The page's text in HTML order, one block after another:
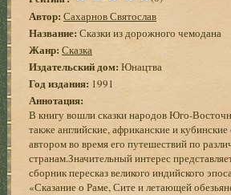
Автор: Сахарнов Святослав
Название: Сказки из дорожного чемодана
Жанр: Сказка
Издательский дом: Юнацтва
Год издания: 1991
Аннотация:
В книгу вошли сказки народов Юго-
также английские, африканские и
автором во время его путешествий по
странам.Значительный интерес
сборник пересказ великого индийского
«Сказание о Раме, Сите и летающей